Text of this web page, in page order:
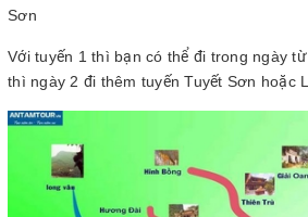
Sơn
Với tuyến 1 thì bạn có thể đi trong ngày
thì ngày 2 đi thêm tuyến Tuyết Sơn hoặc